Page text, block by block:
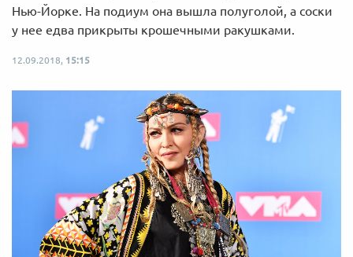
Нью-Йорке. На подиум она вышла полуголой, а соски
у нее едва прикрыты крошечными ракушками.
12.09.2018, 15:15